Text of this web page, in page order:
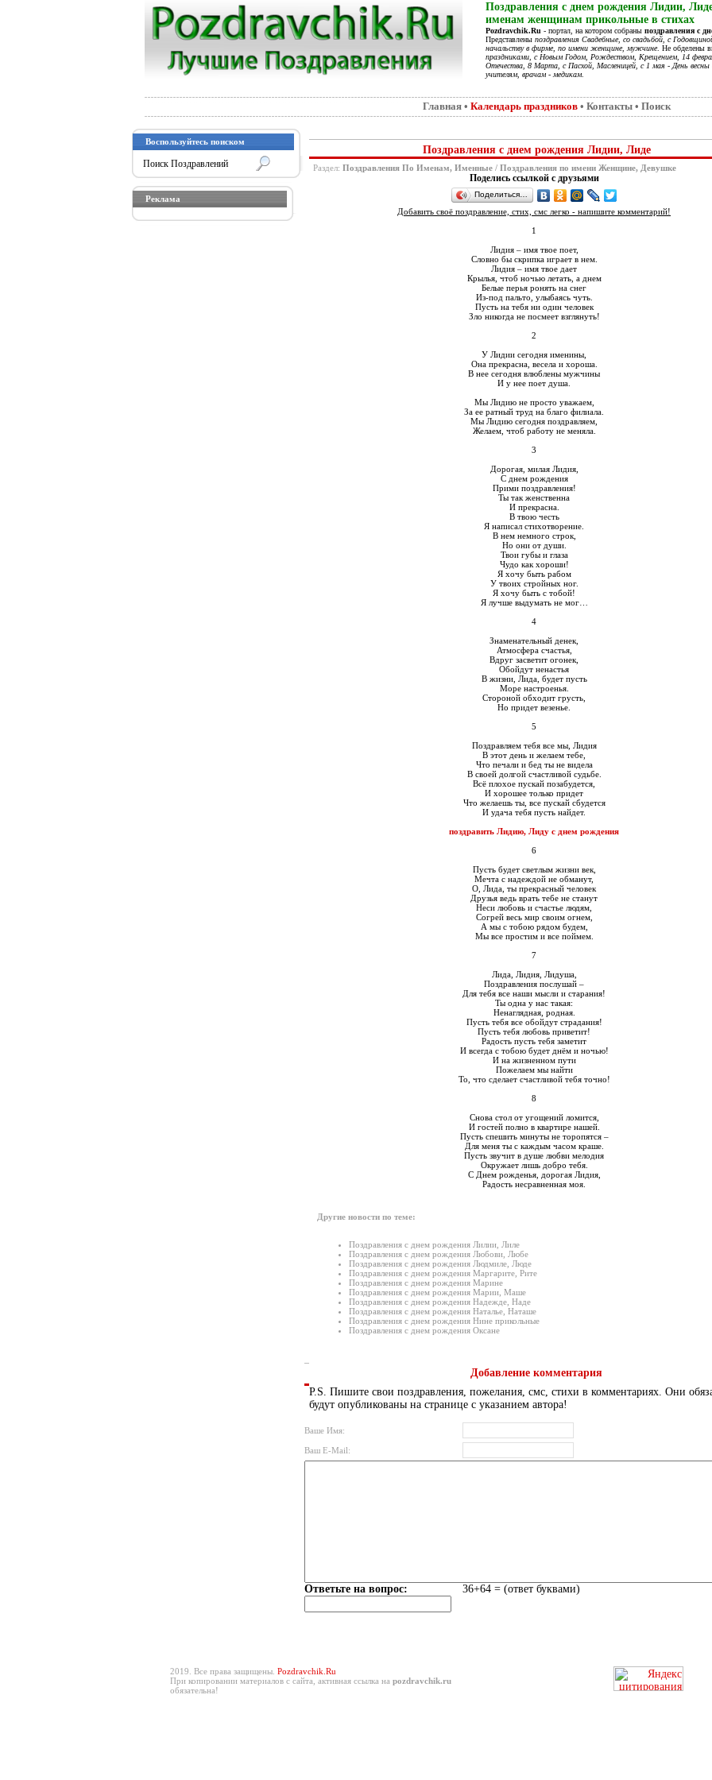
Поздравления с днем рождения Лидии,
именам женщинам прикольные в стихах
Pozdravchik.Ru - портал, на котором собраны поздравления с
Представлены поздравления Свадебные, со свадьбой, с
начальству в фирме, по имени женщине, мужчине. Не обделены
праздниками, с Новым Годом, Рождеством, Крещением, 14
Отечества, 8 Марта, с Пасхой, Масленицей, с 1 мая - День
учителям, врачам - медикам
Главная • Календарь праздников • Контакты • Поиск
Воспользуйтесь поиском
Реклама
Поздравления с днем рождения Лидии, Лиде
Раздел: Поздравления По Именам, Именные/ Поздравления по имени Женщине, Девушке
Поделись ссылкой с друзьями
Поделиться…
Добавить своё поздравление, стих, смс легко - напишите комментарий!
1
Лидия – имя твое поет,
Словно бы скрипка играет в нем.
Лидия – имя твое дает
Крылья, чтоб ночью летать, а днем
Белые перья ронять на снег
Из-под пальто, улыбаясь чуть.
Пусть на тебя ни один человек
Зло никогда не посмеет взглянуть!
2
У Лидии сегодня именины,
Она прекрасна, весела и хороша.
В нее сегодня влюблены мужчины
И у нее поет душа.
Мы Лидию не просто уважаем,
За ее ратный труд на благо филиала.
Мы Лидию сегодня поздравляем,
Желаем, чтоб работу не меняла.
3
Дорогая, милая Лидия,
С днем рождения
Прими поздравления!
Ты так женственна
И прекрасна.
В твою честь
Я написал стихотворение.
В нем немного строк,
Но они от души.
Твои губы и глаза
Чудо как хороши!
Я хочу быть рабом
У твоих стройных ног.
Я хочу быть с тобой!
Я лучше выдумать не мог…
4
Знаменательный денек,
Атмосфера счастья,
Вдруг засветит огонек,
Обойдут ненастья
В жизни, Лида, будет пусть
Море настроенья.
Стороной обходит грусть,
Но придет везенье.
5
Поздравляем тебя все мы, Лидия
В этот день и желаем тебе,
Что печали и бед ты не видела
В своей долгой счастливой судьбе.
Всё плохое пускай позабудется,
И хорошее только придет
Что желаешь ты, все пускай сбудется
И удача тебя пусть найдет.
поздравить Лидию, Лиду с днем рождения
6
Пусть будет светлым жизни век,
Мечта с надеждой не обманут,
О, Лида, ты прекрасный человек
Друзья ведь врать тебе не станут
Неси любовь и счастье людям,
Согрей весь мир своим огнем,
А мы с тобою рядом будем,
Мы все простим и все поймем.
7
Лида, Лидия, Лидуша,
Поздравления послушай –
Для тебя все наши мысли и старания!
Ты одна у нас такая:
Ненаглядная, родная.
Пусть тебя все обойдут страдания!
Пусть тебя любовь приветит!
Радость пусть тебя заметит
И всегда с тобою будет днём и ночью!
И на жизненном пути
Пожелаем мы найти
То, что сделает счастливой тебя точно!
8
Снова стол от угощений ломится,
И гостей полно в квартире нашей.
Пусть спешить минуты не торопятся –
Для меня ты с каждым часом краше.
Пусть звучит в душе любви мелодия
Окружает лишь добро тебя.
С Днем рожденья, дорогая Лидия,
Радость несравненная моя.
Другие новости по теме:
Поздравления с днем рождения Лилии, Лиле
Поздравления с днем рождения Любови, Любе
Поздравления с днем рождения Людмиле, Люде
Поздравления с днем рождения Маргарите, Рите
Поздравления с днем рождения Марине
Поздравления с днем рождения Марии, Маше
Поздравления с днем рождения Надежде, Наде
Поздравления с днем рождения Наталье, Наташе
Поздравления с днем рождения Нине прикольные
Поздравления с днем рождения Оксане
Добавление комментария
P.S. Пишите свои поздравления, пожелания, смс, стихи в комментариях. Они
будут опубликованы на странице с указанием автора!
Ваше Имя:
Ваш E-Mail:
Ответьте на вопрос: 36+64 = (ответ буквами)
2019. Все права защищены. Pozdravchik.Ru
При копировании материалов с сайта, активная ссылка на pozdravchik.ru
обязательна!